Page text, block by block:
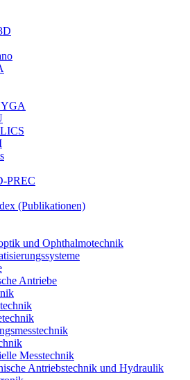
PREC
(Publikationen)
und Ophthalmotechnik
Antriebe
Messtechnik
Antriebstechnik und Hydraulik